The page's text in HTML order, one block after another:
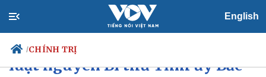
English
/CHÍNH TRỊ
Đề nghị xem xét, thi hành kỷ
luật nguyên Bí thư Tỉnh ủy Bắc